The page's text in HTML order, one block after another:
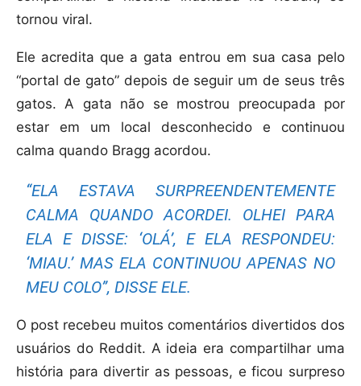
tornou viral.
Ele acredita que a gata entrou em sua casa pelo
“portal de gato” depois de seguir um de seus três
gatos. A gata não se mostrou preocupada por
estar em um local desconhecido e continuou
calma quando Bragg acordou.
“ELA ESTAVA SURPREENDENTEMENTE
CALMA QUANDO ACORDEI. OLHEI PARA
ELA E DISSE: ‘OLÁ’, E ELA RESPONDEU:
‘MIAU.’ MAS ELA CONTINUOU APENAS NO
MEU COLO”, DISSE ELE.
O post recebeu muitos comentários divertidos dos
usuários do Reddit. A ideia era compartilhar uma
história para divertir as pessoas, e ficou surpreso